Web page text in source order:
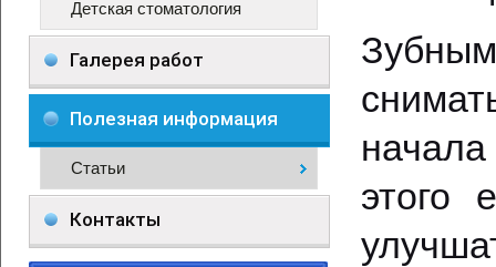
Детская стоматология
Галерея работ
Полезная информация
Статьи
Контакты
этого